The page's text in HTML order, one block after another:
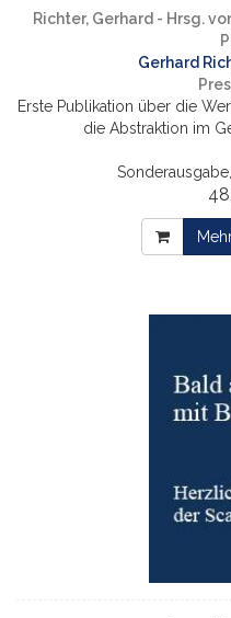
Richter, Gerhard - Hrsg.
Gerhard
Erste Publikation über die
die Abstraktion im